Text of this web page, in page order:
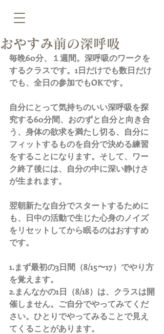
おやすみ前の深呼吸
毎晩60分、１週間。深呼吸のワークを
するクラスです。1日だけでも数日だけ
でも、全日の参加でもOKです。
自分にとって気持ちのいい深呼吸を探
究する60分間、おのずと自分と向き合
う、身体の欲求を満たし切る、自分に
フィットするものを自分で決める練習
をすることになります。そして、ワー
ク終了後には、自分の中に深い静けさ
が生まれます。
翌朝新たな自分でスタートするために
も、日中の活動で生じた心身のノイズ
をリセットしてから眠るのはおすすめ
です。
1.まず最初の3日間（8/15〜17）でやり方
を覚えます。
2.まんなかの1日（8/18）は、クラスは開
催しません。ご自分でやってみてくだ
さい。ひとりでやってみることで見え
てくることがあります。